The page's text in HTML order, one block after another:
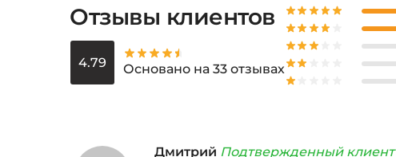
Отзывы клиентов
4.79 Основано на 33 отзывах
Дмитрий Подтвержденный клиент